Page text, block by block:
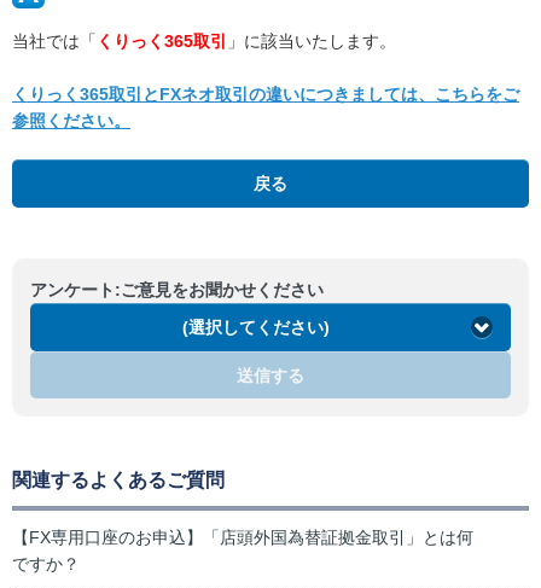
当社では「 くりっく365取引 」に該当いたします。
くりっく365取引とFXネオ取引の違いにつきましては、こちらをご
参照ください。
戻る
アンケート:ご意見をお聞かせください
(選択してください)
送信する
関連するよくあるご質問
【FX専用口座のお申込】「店頭外国為替証拠金取引」とは何
ですか？